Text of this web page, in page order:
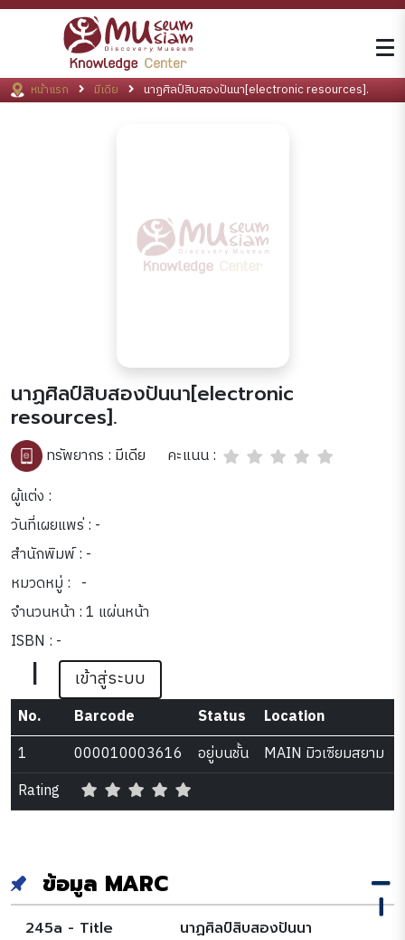
หน้าแรก มีเดีย นาฏศิลป์สิบสองปันนา[electronic resources].
นาฏศิลป์สิบสองปันนา[electronic
resources].
ทรัพยากร : มีเดีย
คะแนน :
ผู้แต่ง :
วันที่เผยแพร่ : -
สำนักพิมพ์ : -
หมวดหมู่ : -
จำนวนหน้า : 1 แผ่นหน้า
ISBN : -
| เข้าสู่ระบบ
No. Barcode Status
Location
1
000010003616 อยู่บนชั้น
MAIN มิวเซียมสยาม
Rating
ข้อมูล MARC
245a - Title
นาฏศิลป์สิบสองปันนา